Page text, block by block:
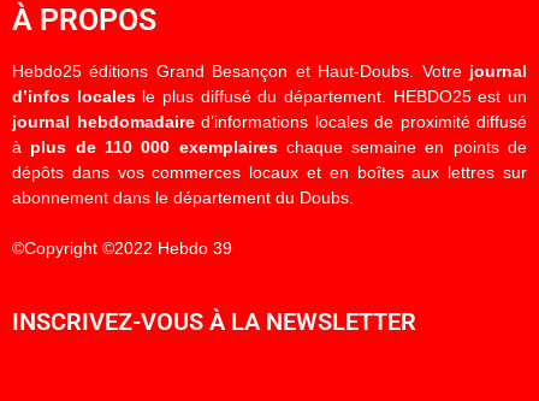
À PROPOS
Hebdo25 éditions Grand Besançon et Haut-Doubs. Votre journal
d’infos localesle plus diffusé du département. HEBDO25 est un
journal hebdomadaired’informations locales de proximité diffusé
à plus de 110 000 exemplaireschaque semaine en points de
dépôts dans vos commerces locaux et en boîtes aux lettres sur
abonnement dans le département du Doubs.
©Copyright ©2022 Hebdo 39
INSCRIVEZ-VOUS À LA NEWSLETTER